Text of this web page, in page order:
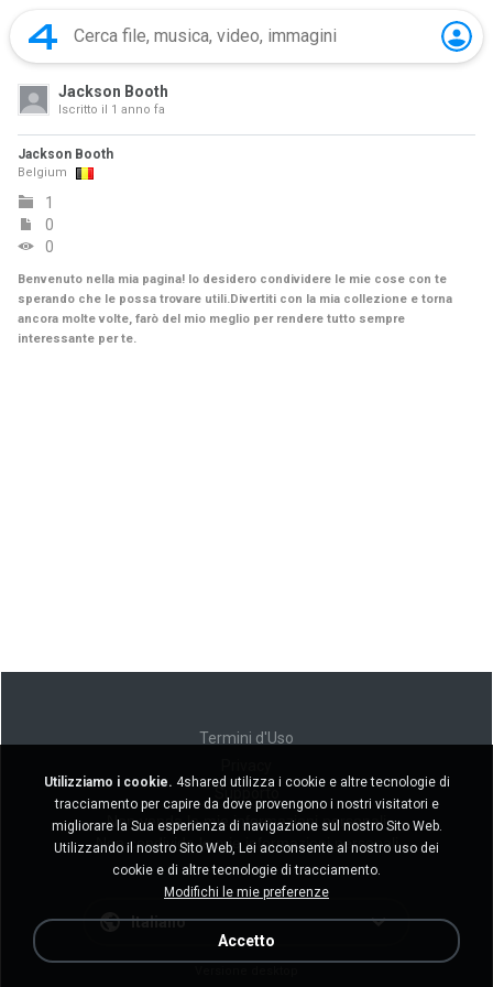
Jackson Booth
Iscritto il 1 anno fa
Jackson Booth
Belgium
1
0
0
Benvenuto nella mia pagina! Io desidero condividere le mie cose con te
sperando che le possa trovare utili.Divertiti con la mia collezione e torna
ancora molte volte, farò del mio meglio per rendere tutto sempre
interessante per te.
Termini d'Uso
Non venda le mie informazioni personali
Non condivida le mie informazioni personali
Italiano
Utilizziamo i cookie. 4shared utilizza i cookie e altre tecnologie di
tracciamento per capire da dove provengono i nostri visitatori e
migliorare la Sua esperienza di navigazione sul nostro Sito Web.
Utilizzando il nostro Sito Web, Lei acconsente al nostro uso dei
cookie e di altre tecnologie di tracciamento.
Modifichi le mie preferenze
Accetto